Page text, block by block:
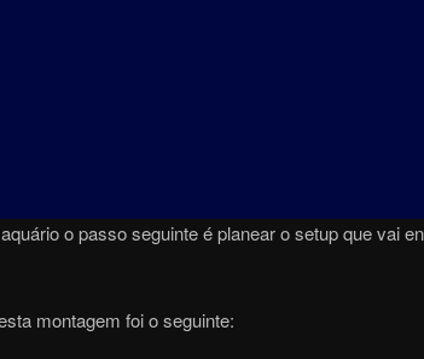
o passo seguinte é planear o setup que vai
montagem foi o seguinte: